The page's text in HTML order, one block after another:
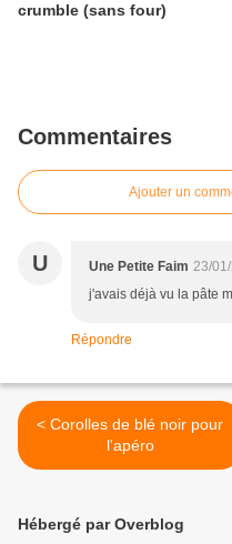
crumble (sans four)
Commentaires
Ajouter un
U Une Petite Faim 23/
j'avais déjà vu la pâte
Répondre
< Corolles de blé noir pour
l'apéro
Hébergé par Overblog